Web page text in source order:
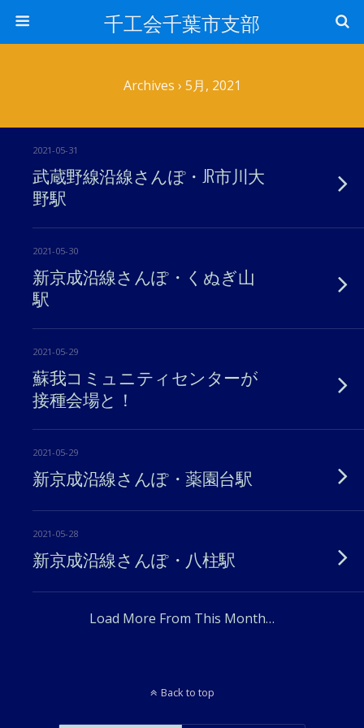
千工会千葉市支部
Archives › 5月, 2021
2021-05-31
武蔵野線沿線さんぽ・JR市川大
野駅
2021-05-30
新京成沿線さんぽ・くぬぎ山
駅
2021-05-29
蘇我コミュニティセンターが
接種会場と！
2021-05-29
新京成沿線さんぽ・薬園台駅
2021-05-28
新京成沿線さんぽ・八柱駅
Load More From This Month…
Back to top